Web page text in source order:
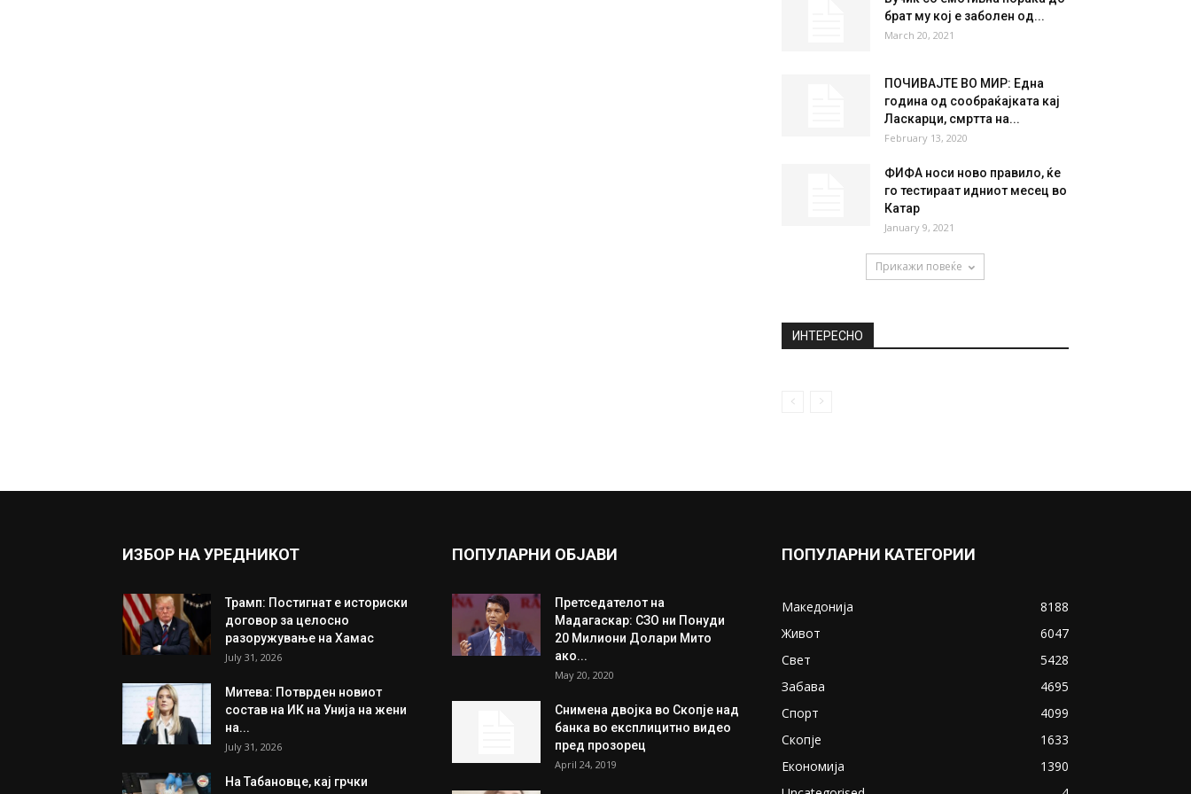
брат му кој е заболен од...
March 20, 2021
ПОЧИВАЈТЕ ВО МИР: Една
година од сообраќајката кај
Ласкарци, смртта на...
February 13, 2020
ФИФА носи ново правило, ќе
го тестираат идниот месец во
Катар
January 9, 2021
Прикажи повеќе
ИНТЕРЕСНО
ИЗБОР НА УРЕДНИКОТ
Трамп: Постигнат е историски
договор за целосно
разоружување на Хамас
July 31, 2026
Митева: Потврден новиот
состав на ИК на Унија на жени
на...
July 31, 2026
На Табановце, кај грчки
ПОПУЛАРНИ ОБЈАВИ
Претседателот на
Мадагаскар: СЗО ни Понуди
20 Милиони Долари Мито
ако...
May 20, 2020
Снимена двојка во Скопје над
банка во експлицитно видео
пред прозорец
April 24, 2019
ПОПУЛАРНИ КАТЕГОРИИ
Македонија
8188
Живот
6047
Свет
5428
Забава
4695
Спорт
4099
Скопје
1633
Економија
1390